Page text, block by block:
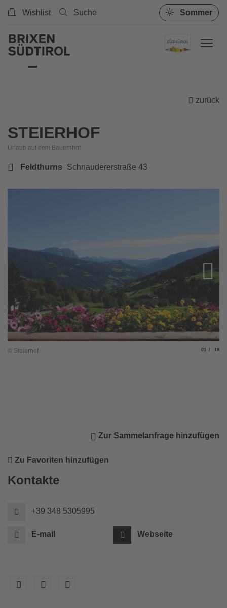
Wishlist Suche Sommer
zurück
STEIERHOF
Urlaub auf dem Bauernhof
Feldthurns Schnaudererstraße 43
© Steierhof Slide
01 von
18
Zur Sammelanfrage hinzufügen
Zu Favoriten hinzufügen
Kontakte
+39 348 5305995
E-mail Webseite